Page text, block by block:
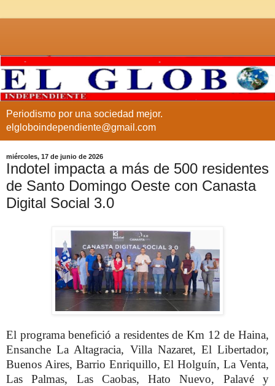
Periodismo por una sociedad mejor.
elgloboindependiente@gmail.com
miércoles, 17 de junio de 2026
Indotel impacta a más de 500 residentes
de Santo Domingo Oeste con Canasta
Digital Social 3.0
El programa benefició a residentes de Km 12 de Haina,
Ensanche La Altagracia, Villa Nazaret, El Libertador,
Buenos Aires, Barrio Enriquillo, El Holguín, La Venta,
Las Palmas, Las Caobas, Hato Nuevo, Palavé y